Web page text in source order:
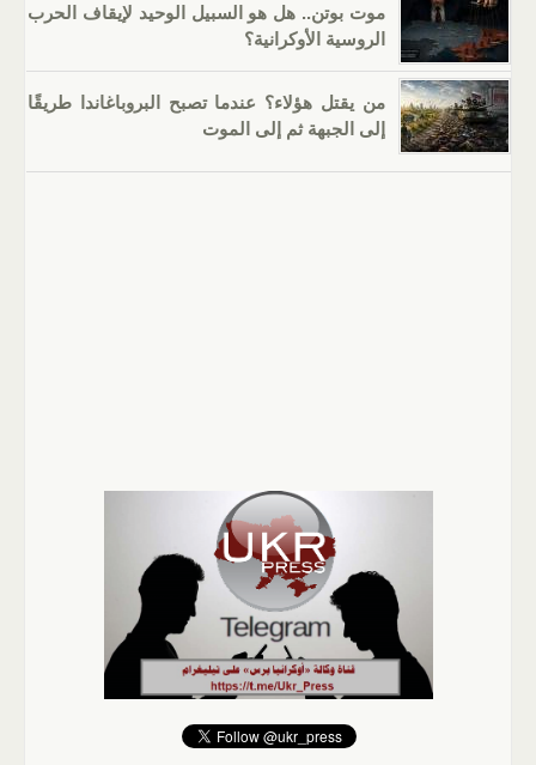
موت بوتن.. هل هو السبيل الوحيد لإيقاف الحرب
الروسية الأوكرانية؟
من يقتل هؤلاء؟ عندما تصبح البروباغاندا طريقًا
إلى الجبهة ثم إلى الموت